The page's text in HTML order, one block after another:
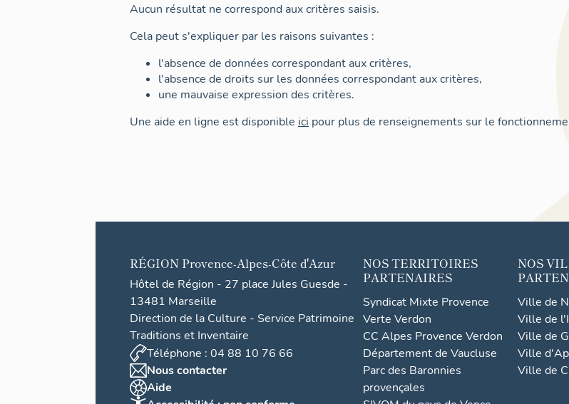
Aucun résultat ne correspond aux critères saisis.
Cela peut s'expliquer par les raisons suivantes :
l'absence de données correspondant aux critères,
l'absence de droits sur les données correspondant aux critères,
une mauvaise expression des critères.
Une aide en ligne est disponible ici pour plus de renseignements sur le
RÉGION Provence-Alpes-Côte d'Azur
Hôtel de Région - 27 place Jules Guesde -
13481 Marseille
Direction de la Culture - Service Patrimoine
Traditions et Inventaire
Téléphone : 04 88 10 76 66
Nous contacter
Aide
NOS TERRITOIRES
PARTENAIRES
Syndicat Mixte Provence
Verte Verdon
CC Alpes Provence Verdon
Département de Vaucluse
Parc des Baronnies
provençales
NOS
Ville de
Ville de
Ville de
Ville
Ville de